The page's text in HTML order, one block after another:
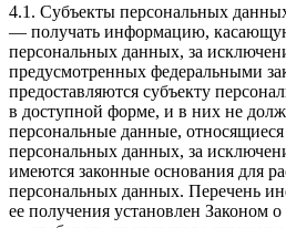
4.1. Субъекты персональных
— получать информацию,
персональных данных, за
предусмотренных федеральными
предоставляются субъекту
в доступной форме, и в них не
персональные данные,
персональных данных, за
имеются законные основания для
персональных данных. Перечень
ее получения установлен Законом